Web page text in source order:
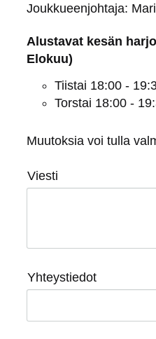
Joukkueenjohtaja:
Alustavat kesän
Elokuu)
Tiistai 18:00 -
Torstai 18:00 -
Muutoksia voi tulla
Viesti
Yhteystiedot